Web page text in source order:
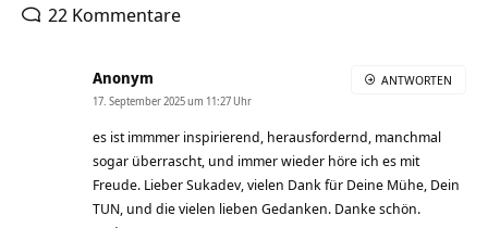
22 Kommentare
Anonym
17. September 2025 um 11:27 Uhr
es ist immmer inspirierend, herausfordernd, manchmal
sogar überrascht, und immer wieder höre ich es mit
Freude. Lieber Sukadev, vielen Dank für Deine Mühe, Dein
TUN, und die vielen lieben Gedanken. Danke schön.
ANTWORTEN